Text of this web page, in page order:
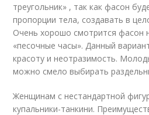
треугольник» , так как фасон
пропорции тела, создавать в
Очень хорошо смотрится фасон
«песочные часы». Данный
красоту и неотразимость.
можно смело выбирать
Женщинам с нестандартной
купальники-танкини.